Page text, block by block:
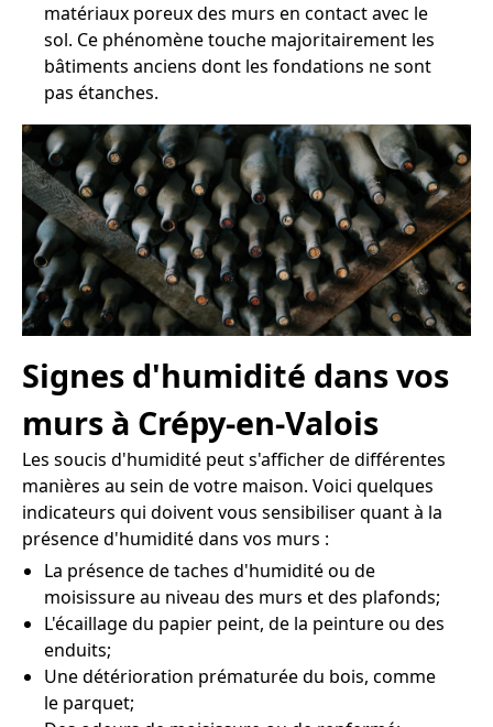
matériaux poreux des murs en contact avec le
sol. Ce phénomène touche majoritairement les
bâtiments anciens dont les fondations ne sont
pas étanches.
Signes d'humidité dans vos
murs à Crépy-en-Valois
Les soucis d'humidité peut s'afficher de différentes
manières au sein de votre maison. Voici quelques
indicateurs qui doivent vous sensibiliser quant à la
présence d'humidité dans vos murs :
La présence de taches d'humidité ou de
moisissure au niveau des murs et des plafonds;
L'écaillage du papier peint, de la peinture ou des
enduits;
Une détérioration prématurée du bois, comme
le parquet;